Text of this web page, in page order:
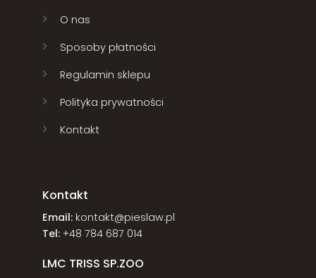
O nas
Sposoby płatności
Regulamin sklepu
Polityka prywatności
Kontakt
Kontakt
Email: kontakt@pieslaw.pl
Tel: +48 784 687 014
LMC TRISS SP.ZOO